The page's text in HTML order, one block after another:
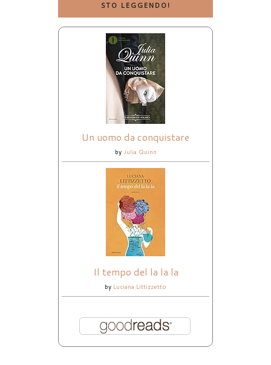
STO LEGGENDO!
Un uomo da conquistare
by Julia Quinn
Il tempo del la la la
by Luciana Littizzetto